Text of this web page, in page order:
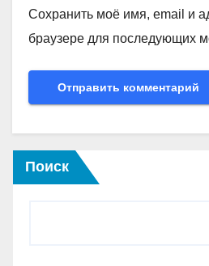
Сохранить моё имя, email и
браузере для последующих
Поиск